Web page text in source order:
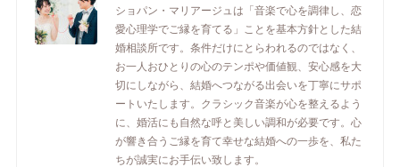
ショパン・マリアージュは「音楽で心を調律し、恋
愛心理学でご縁を育てる」ことを基本方針とした結
婚相談所です。条件だけにとらわれるのではなく、
お一人おひとりの心のテンポや価値観、安心感を大
切にしながら、結婚へつながる出会いを丁寧にサポ
ートいたします。クラシック音楽が心を整えるよう
に、婚活にも自然な呼と美しい調和が必要です。心
が響き合うご縁を育て幸せな結婚への一歩を、私た
ちが誠実にお手伝い致します。